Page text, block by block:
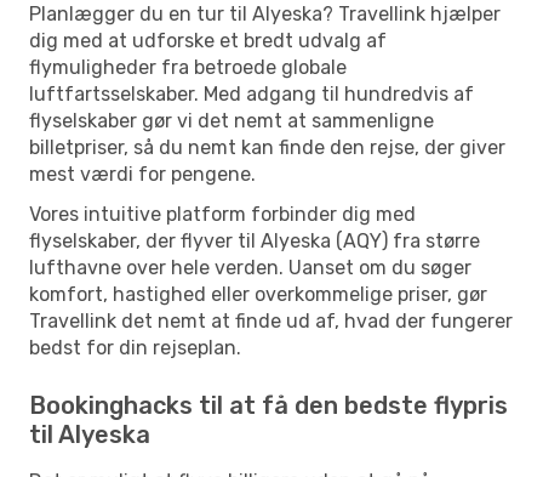
Planlægger du en tur til Alyeska? Travellink hjælper
dig med at udforske et bredt udvalg af
flymuligheder fra betroede globale
luftfartsselskaber. Med adgang til hundredvis af
flyselskaber gør vi det nemt at sammenligne
billetpriser, så du nemt kan finde den rejse, der giver
mest værdi for pengene.
Vores intuitive platform forbinder dig med
flyselskaber, der flyver til Alyeska (AQY) fra større
lufthavne over hele verden. Uanset om du søger
komfort, hastighed eller overkommelige priser, gør
Travellink det nemt at finde ud af, hvad der fungerer
bedst for din rejseplan.
Bookinghacks til at få den bedste flypris
til Alyeska